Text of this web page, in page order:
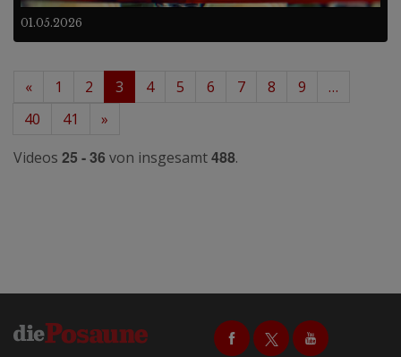
01.05.2026
« 1 2 3 4 5 6 7 8 9
…
40
41
»
Videos 25 - 36 von insgesamt488.